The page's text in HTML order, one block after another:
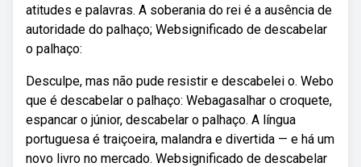
atitudes e palavras. A soberania do rei é a ausência de
autoridade do palhaço; Websignificado de descabelar
o palhaço:
Desculpe, mas não pude resistir e descabelei o. Webo
que é descabelar o palhaço: Webagasalhar o croquete,
espancar o júnior, descabelar o palhaço. A língua
portuguesa é traiçoeira, malandra e divertida — e há um
novo livro no mercado. Websignificado de descabelar